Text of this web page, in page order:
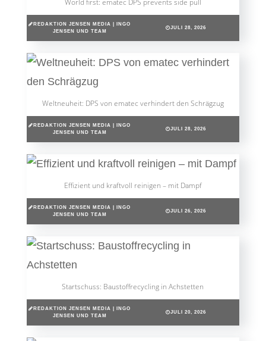
World first: ematec DPS prevents side pull
REDAKTION JENSEN MEDIA | INGO
JENSEN UND TEAM
JULI 28, 2026
Weltneuheit: DPS von ematec verhindert den Schrägzug
REDAKTION JENSEN MEDIA | INGO
JENSEN UND TEAM
JULI 28, 2026
Effizient und kraftvoll reinigen – mit Dampf
REDAKTION JENSEN MEDIA | INGO
JENSEN UND TEAM
JULI 26, 2026
Startschuss: Baustoffrecycling in Achstetten
REDAKTION JENSEN MEDIA | INGO
JENSEN UND TEAM
JULI 20, 2026